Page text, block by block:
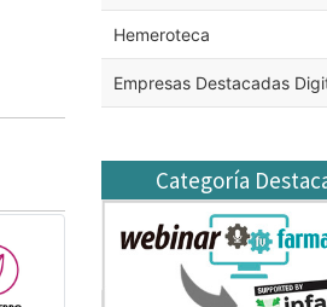
Hemeroteca
Empresas Destacadas
Categoría